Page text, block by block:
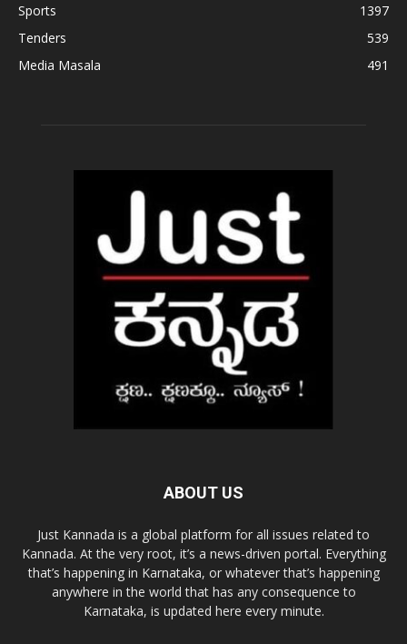
Sports
1397
Tenders
539
Media Masala
491
ABOUT US
Just Kannada is a global platform for all issues related to
Kannada. At the very root, it’s a news-driven portal. Everything
that’s happening in Karnataka, or whatever that’s happening
anywhere in the world that has any consequence to
Karnataka, is updated here every minute.